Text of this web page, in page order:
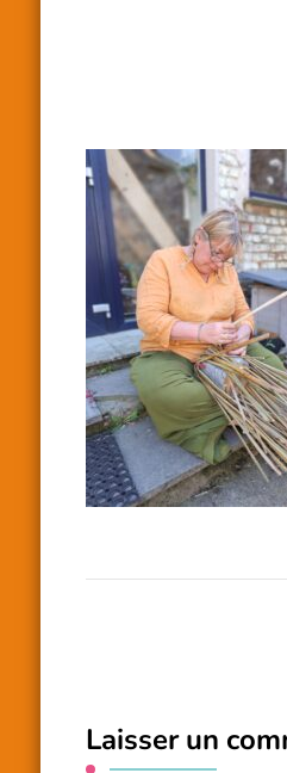
Laisser un